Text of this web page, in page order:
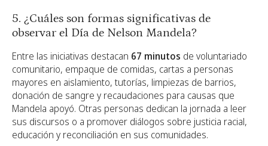
5. ¿Cuáles son formas significativas de
observar el Día de Nelson Mandela?
Entre las iniciativas destacan 67 minutos de voluntariado
comunitario, empaque de comidas, cartas a personas
mayores en aislamiento, tutorías, limpiezas de barrios,
donación de sangre y recaudaciones para causas que
Mandela apoyó. Otras personas dedican la jornada a leer
sus discursos o a promover diálogos sobre justicia racial,
educación y reconciliación en sus comunidades.